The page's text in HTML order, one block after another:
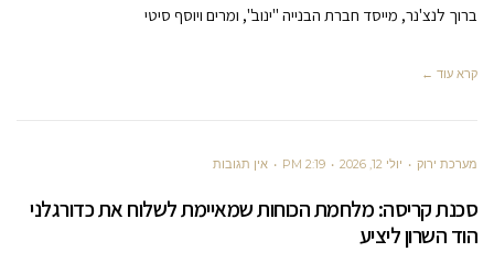
ברוך לנצ'נר, מייסד חברת הבנייה "ינוב", ומרים ויוסף סיטי
קרא עוד ←
מערכת ירוק יולי 12, 2026 2:19 PM אין תגובות
סכנת קריסה: מלחמת הכוחות שמאיימת לשלוח את כדורגלני
הוד השרון ליציע